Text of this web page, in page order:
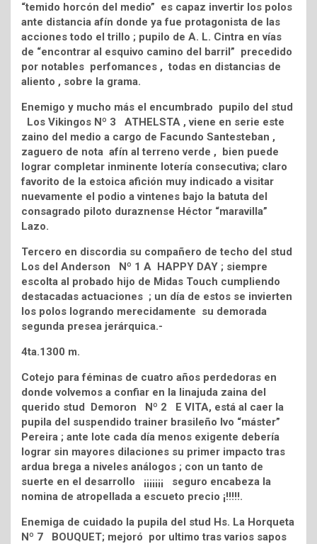
“temido horcón del medio” es capaz invertir los polos
ante distancia afín donde ya fue protagonista de las
acciones todo el trillo ; pupilo de A. L. Cintra en vías
de “encontrar al esquivo camino del barril” precedido
por notables perfomances , todas en distancias de
aliento , sobre la grama.
Enemigo y mucho más el encumbrado pupilo del stud
Los Vikingos Nº 3 ATHELSTA , viene en serie este
zaino del medio a cargo de Facundo Santesteban ,
zaguero de nota afín al terreno verde , bien puede
lograr completar inminente lotería consecutiva; claro
favorito de la estoica afición muy indicado a visitar
nuevamente el podio a vintenes bajo la batuta del
consagrado piloto duraznense Héctor “maravilla”
Lazo.
Tercero en discordia su compañero de techo del stud
Los del Anderson Nº 1 A HAPPY DAY ; siempre
escolta al probado hijo de Midas Touch cumpliendo
destacadas actuaciones ; un día de estos se invierten
los polos logrando merecidamente su demorada
segunda presea jerárquica.-
4ta.1300 m.
Cotejo para féminas de cuatro años perdedoras en
donde volvemos a confiar en la linajuda zaina del
querido stud Demoron Nº 2 E VITA, está al caer la
pupila del suspendido trainer brasileño Ivo “máster”
Pereira ; ante lote cada día menos exigente debería
lograr sin mayores dilaciones su primer impacto tras
ardua brega a niveles análogos ; con un tanto de
suerte en el desarrollo ¡¡¡¡¡¡¡ seguro encabeza la
nomina de atropellada a escueto precio ¡!!!!!.
Enemiga de cuidado la pupila del stud Hs. La Horqueta
Nº 7 BOUQUET; mejoró por ultimo tras varios sapos